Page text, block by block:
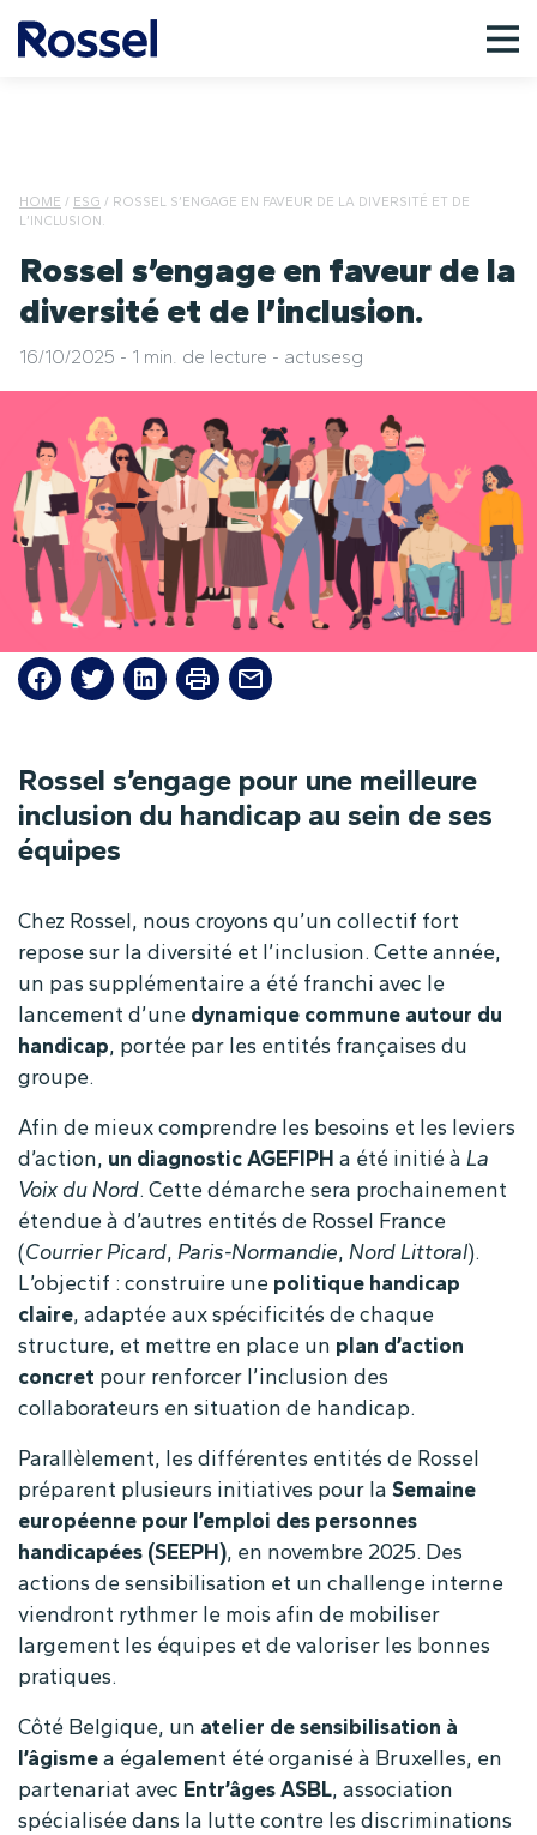
HOME / ESG / ROSSEL S’ENGAGE EN FAVEUR DE LA DIVERSITÉ ET DE
L’INCLUSION.
Rossel s’engage en faveur de la
diversité et de l’inclusion.
16/10/2025 - 1 min. de lecture - actusesg
Rossel s’engage pour une meilleure
inclusion du handicap au sein de ses
équipes
Chez Rossel, nous croyons qu’un collectif fort
repose sur la diversité et l’inclusion. Cette année,
un pas supplémentaire a été franchi avec le
lancement d’une dynamique commune autour du
handicap, portée par les entités françaises du
groupe.
Afin de mieux comprendre les besoins et les leviers
d’action, un diagnostic AGEFIPH a été initié à La
Voix du Nord. Cette démarche sera prochainement
étendue à d’autres entités de Rossel France
(Courrier Picard, Paris-Normandie, Nord Littoral).
L’objectif : construire une politique handicap
claire, adaptée aux spécificités de chaque
structure, et mettre en place un plan d’action
concret pour renforcer l’inclusion des
collaborateurs en situation de handicap.
Parallèlement, les différentes entités de Rossel
préparent plusieurs initiatives pour la Semaine
européenne pour l’emploi des personnes
handicapées (SEEPH), en novembre 2025. Des
actions de sensibilisation et un challenge interne
viendront rythmer le mois afin de mobiliser
largement les équipes et de valoriser les bonnes
pratiques.
Côté Belgique, un atelier de sensibilisation à
l’âgismea également été organisé à Bruxelles, en
partenariat avec Entr’âges ASBL, association
spécialisée dans la lutte contre les discriminations